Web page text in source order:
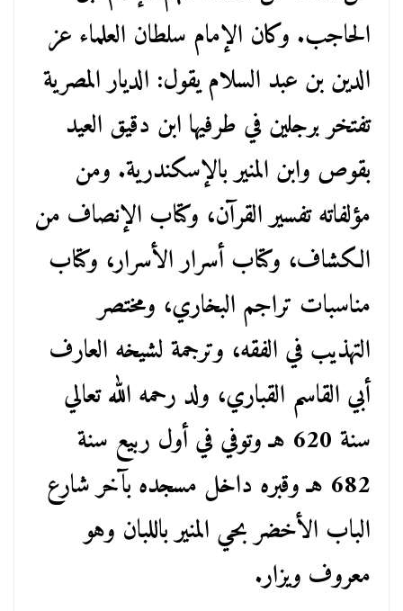
الحاجب. وكان الإمام سلطان العلماء عز
الدين بن عبد السلام يقول: الديار المصرية
تفتخر برجلين في طرفيها ابن دقيق العيد
بقوص وابن المنير بالإسكندرية. ومن
مؤلفاته تفسير القرآن، وكتاب الإنصاف من
الكشاف، وكتاب أسرار الأسرار، وكتاب
مناسبات تراجم البخاري، ومختصر
التهذيب في الفقه، وترجمة لشيخه العارف
أبي القاسم القباري، ولد رحمه الله تعالي
سنة 620 هـ وتوفي في أول ربيع سنة
682 هـ وقبره داخل مسجده بآخر شارع
الباب الأخضر بحي المنير باللبان وهو
معروف ويزار.